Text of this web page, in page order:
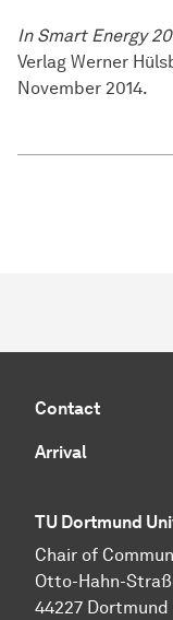
In Smart Energy
Verlag Werner
November 2014.
Contact
Arrival
TU Dortmund
Chair of
Otto-Hahn-
44227 Dortmund